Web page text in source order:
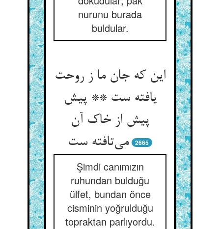
nurunu burada
buldular.
این که جان ما ز روحت
یافته ست ** پیش
پیش از خاک آن
2665
Şimdi canımızın
ruhundan bulduğu
ülfet, bundan önce
cisminin yoğrulduğu
topraktan parlıyordu.